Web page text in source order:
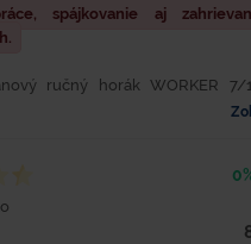
spájkovanie aj
ručný horák WORKER
drobných remeselníkov,